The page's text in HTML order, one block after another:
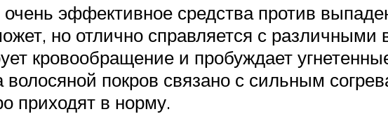
эффективное средства против
но отлично справляется с
кровообращение и пробуждает
волосяной покров связано с сильным
приходят в норму.